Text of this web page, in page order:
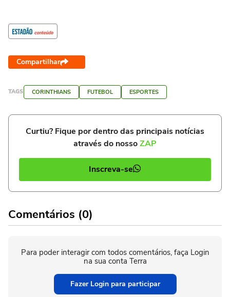
Compartilhar
TAGS CORINTHIANS FUTEBOL ESPORTES
Curtiu? Fique por dentro das principais notícias
através do nossoZAP
Inscreva-se
Comentários (0)
Para poder interagir com todos comentários, faça Login
na sua conta Terra
Fazer Login para participar